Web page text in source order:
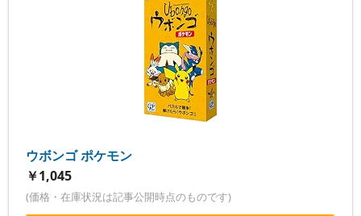
ウボンゴ ポケモン
￥1,045
(価格・在庫状況は記事公開時点のものです)